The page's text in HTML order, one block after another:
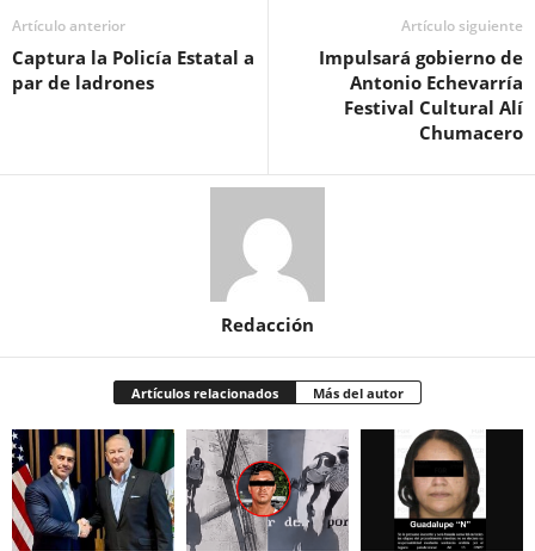
Artículo anterior
Captura la Policía Estatal a
par de ladrones
Artículo siguiente
Impulsará gobierno de
Antonio Echevarría
Festival Cultural Alí
Chumacero
Redacción
Artículos relacionados Más del autor